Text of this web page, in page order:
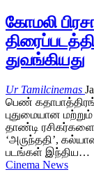
கோமலி
துவங்கியது
Ur Tamilcinemas
பெண்
புதுமையான
தாண்டி
‘அருந்ததி’,
படங்கள் இந்திய…
Cinema News